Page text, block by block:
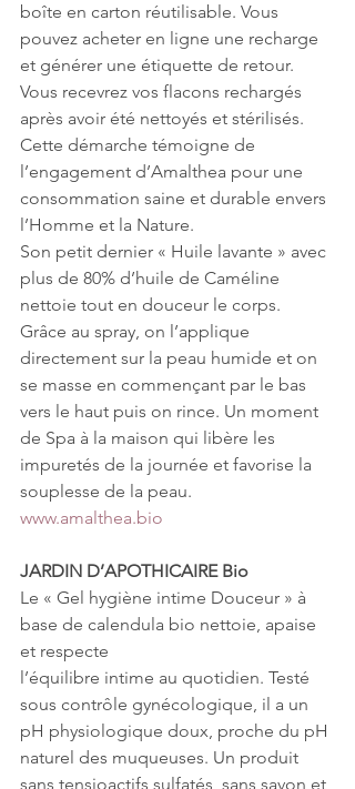
boîte en carton réutilisable. Vous
pouvez acheter en ligne une recharge
et générer une étiquette de retour.
Vous recevrez vos flacons rechargés
après avoir été nettoyés et stérilisés.
Cette démarche témoigne de
l’engagement d’Amalthea pour une
consommation saine et durable envers
l’Homme et la Nature.
Son petit dernier « Huile lavante » avec
plus de 80% d’huile de Caméline
nettoie tout en douceur le corps.
Grâce au spray, on l’applique
directement sur la peau humide et on
se masse en commençant par le bas
vers le haut puis on rince. Un moment
de Spa à la maison qui libère les
impuretés de la journée et favorise la
souplesse de la peau.
www.amalthea.bio
JARDIN D’APOTHICAIRE Bio
Le « Gel hygiène intime Douceur » à
base de calendula bio nettoie, apaise
et respecte
l’équilibre intime au quotidien. Testé
sous contrôle gynécologique, il a un
pH physiologique doux, proche du pH
naturel des muqueuses. Un produit
sans tensioactifs sulfatés, sans savon et